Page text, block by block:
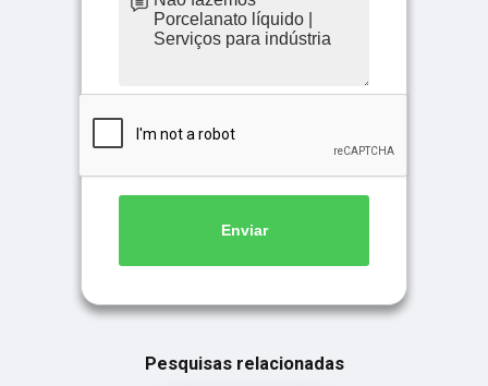
Enviar
Pesquisas relacionadas